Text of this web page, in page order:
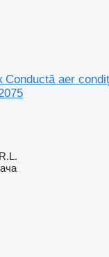
Conductă aer